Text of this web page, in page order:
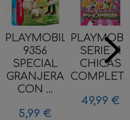
PLAYMOBIL
9356
SPECIAL
GRANJERA
CON ...
5,99 €
SERIE 11
CHICAS
49,99 €